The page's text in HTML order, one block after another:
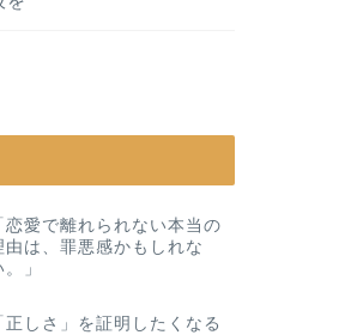
恋愛で離れられない本当の
由は、罪悪感かもしれな
。」
正しさ」を証明したくなる